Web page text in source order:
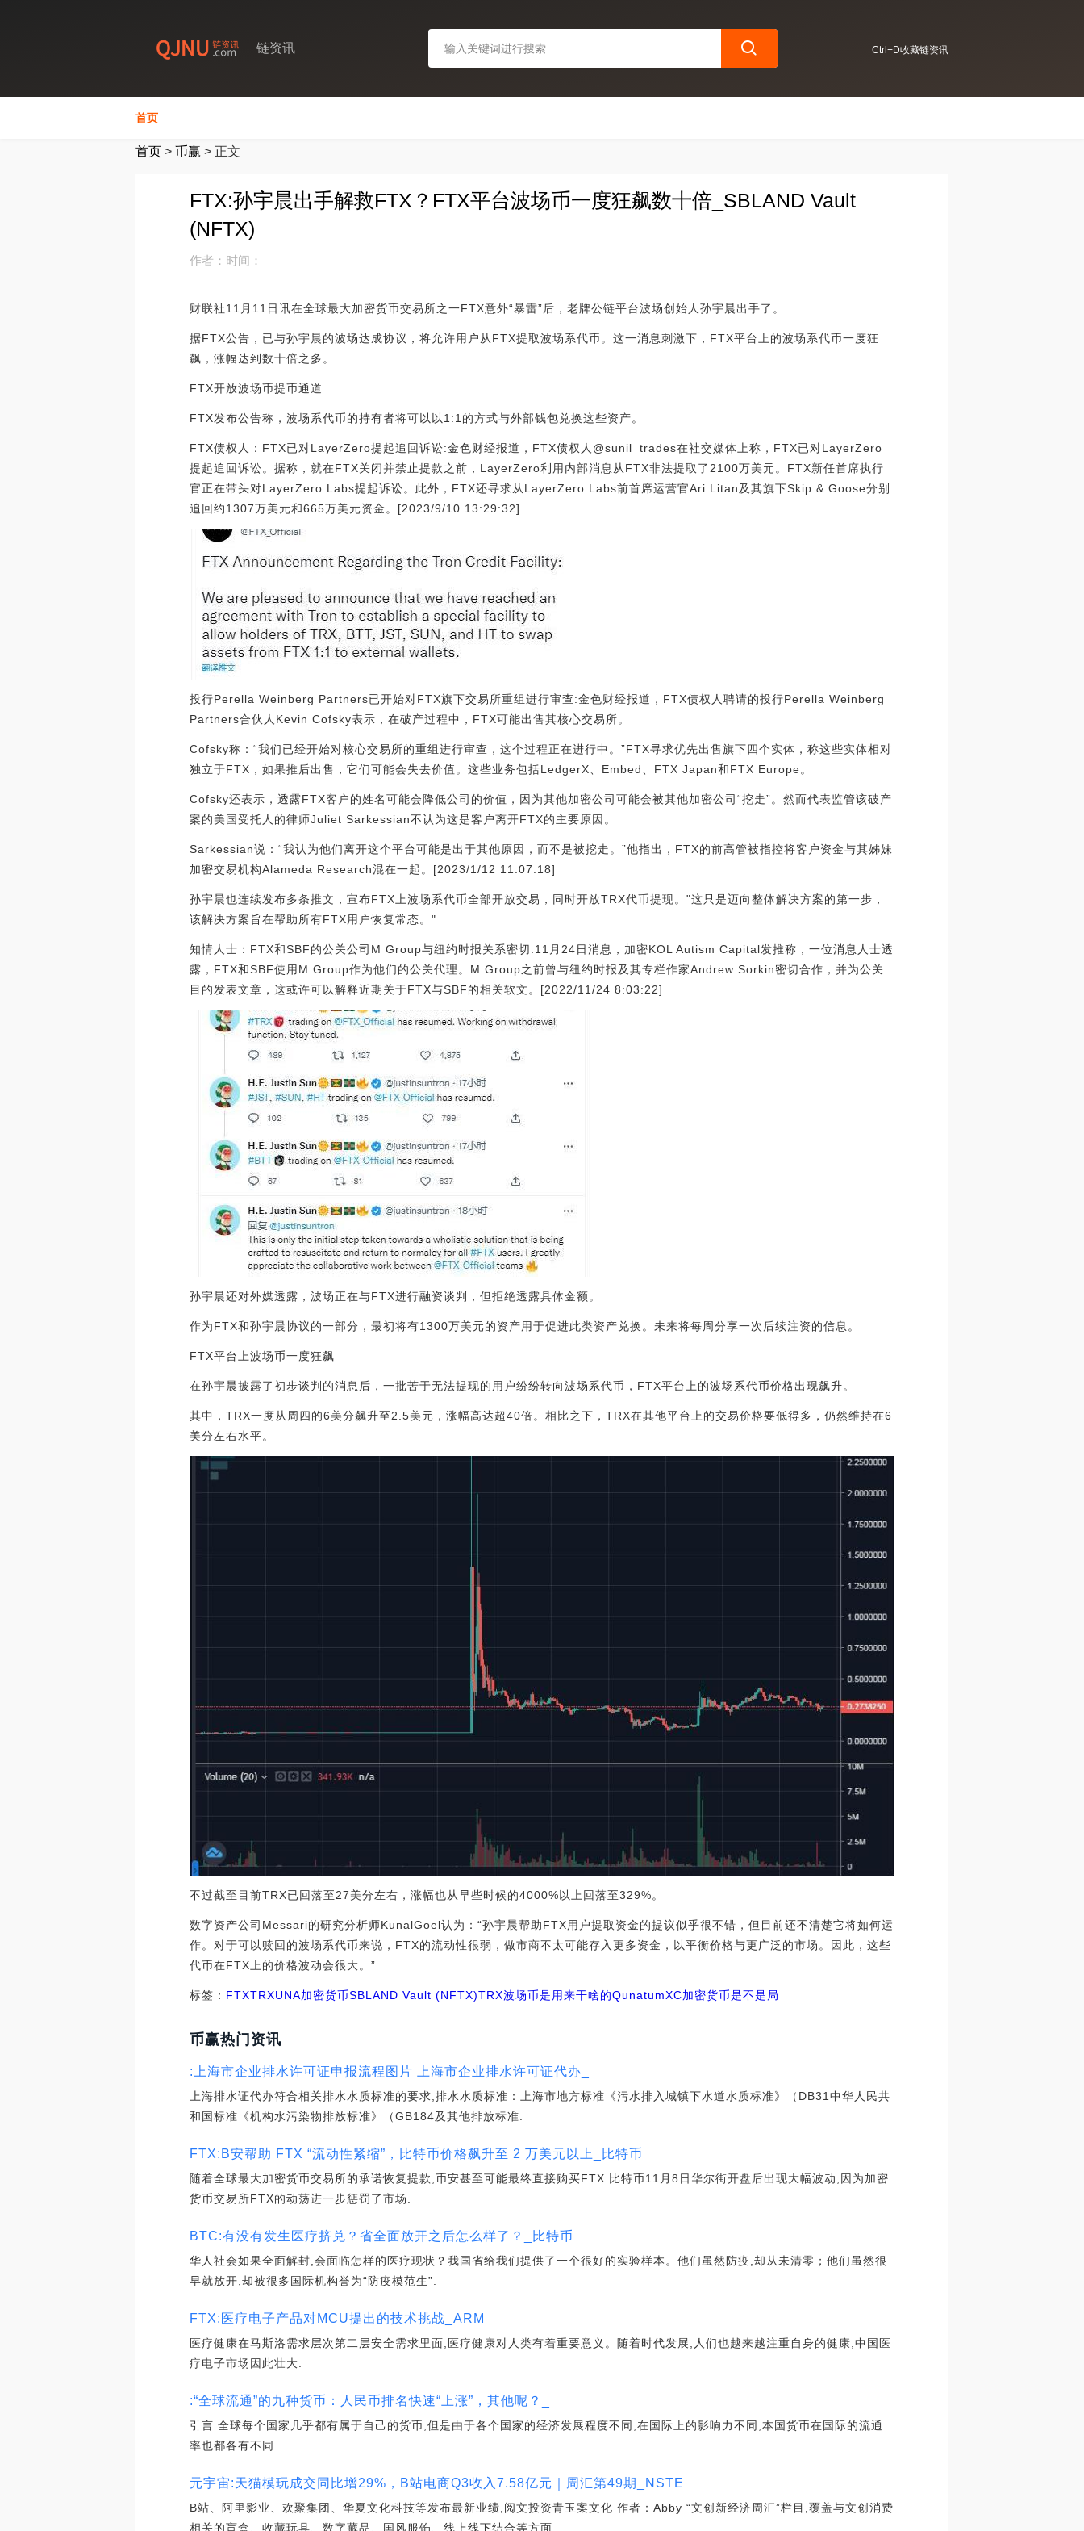
链资讯 Ctrl+D收藏链资讯
首页
首页 > 币赢 > 正文
FTX:孙宇晨出手解救FTX？FTX平台波场币一度狂飙数十倍_SBLAND Vault
(NFTX)
作者： 时间：
财联社11月11日讯在全球最大加密货币交易所之一FTX意外“暴雷”后，老牌公链平台波场创始人孙宇晨出手了。
据FTX公告，已与孙宇晨的波场达成协议，将允许用户从FTX提取波场系代币。这一消息刺激下，FTX平台上的波场系代币一度狂
飙，涨幅达到数十倍之多。
FTX开放波场币提币通道
FTX发布公告称，波场系代币的持有者将可以以1:1的方式与外部钱包兑换这些资产。
FTX债权人：FTX已对LayerZero提起追回诉讼:金色财经报道，FTX债权人@sunil_trades在社交媒体上称，FTX已对LayerZero
提起追回诉讼。据称，就在FTX关闭并禁止提款之前，LayerZero利用内部消息从FTX非法提取了2100万美元。FTX新任首席执行
官正在带头对LayerZero Labs提起诉讼。此外，FTX还寻求从LayerZero Labs前首席运营官Ari Litan及其旗下Skip & Goose分别
追回约1307万美元和665万美元资金。[2023/9/10 13:29:32]
投行Perella Weinberg Partners已开始对FTX旗下交易所重组进行审查:金色财经报道，FTX债权人聘请的投行Perella Weinberg
Partners合伙人Kevin Cofsky表示，在破产过程中，FTX可能出售其核心交易所。
Cofsky称：“我们已经开始对核心交易所的重组进行审查，这个过程正在进行中。”FTX寻求优先出售旗下四个实体，称这些实体相对
独立于FTX，如果推后出售，它们可能会失去价值。这些业务包括LedgerX、Embed、FTX Japan和FTX Europe。
Cofsky还表示，透露FTX客户的姓名可能会降低公司的价值，因为其他加密公司可能会被其他加密公司“挖走”。然而代表监管该破产
案的美国受托人的律师Juliet Sarkessian不认为这是客户离开FTX的主要原因。
Sarkessian说：“我认为他们离开这个平台可能是出于其他原因，而不是被挖走。”他指出，FTX的前高管被指控将客户资金与其姊妹
加密交易机构Alameda Research混在一起。[2023/1/12 11:07:18]
孙宇晨也连续发布多条推文，宣布FTX上波场系代币全部开放交易，同时开放TRX代币提现。"这只是迈向整体解决方案的第一步，
该解决方案旨在帮助所有FTX用户恢复常态。"
知情人士：FTX和SBF的公关公司M Group与纽约时报关系密切:11月24日消息，加密KOL Autism Capital发推称，一位消息人士透
露，FTX和SBF使用M Group作为他们的公关代理。M Group之前曾与纽约时报及其专栏作家Andrew Sorkin密切合作，并为公关
目的发表文章，这或许可以解释近期关于FTX与SBF的相关软文。[2022/11/24 8:03:22]
孙宇晨还对外媒透露，波场正在与FTX进行融资谈判，但拒绝透露具体金额。
作为FTX和孙宇晨协议的一部分，最初将有1300万美元的资产用于促进此类资产兑换。未来将每周分享一次后续注资的信息。
FTX平台上波场币一度狂飙
在孙宇晨披露了初步谈判的消息后，一批苦于无法提现的用户纷纷转向波场系代币，FTX平台上的波场系代币价格出现飙升。
其中，TRX一度从周四的6美分飙升至2.5美元，涨幅高达超40倍。相比之下，TRX在其他平台上的交易价格要低得多，仍然维持在6
美分左右水平。
不过截至目前TRX已回落至27美分左右，涨幅也从早些时候的4000%以上回落至329%。
数字资产公司Messari的研究分析师KunalGoel认为：“孙宇晨帮助FTX用户提取资金的提议似乎很不错，但目前还不清楚它将如何运
作。对于可以赎回的波场系代币来说，FTX的流动性很弱，做市商不太可能存入更多资金，以平衡价格与更广泛的市场。因此，这些
代币在FTX上的价格波动会很大。”
标签： FTXTRXUNA加密货币SBLAND Vault (NFTX)TRX波场币是用来干啥的QunatumXC加密货币是不是局
币赢热门资讯
:上海市企业排水许可证申报流程图片 上海市企业排水许可证代办_
上海排水证代办符合相关排水水质标准的要求,排水水质标准：上海市地方标准《污水排入城镇下水道水质标准》（DB31中华人民共
和国标准《机构水污染物排放标准》（GB184及其他排放标准.
FTX:B安帮助 FTX “流动性紧缩”，比特币价格飙升至 2 万美元以上_比特币
随着全球最大加密货币交易所的承诺恢复提款,币安甚至可能最终直接购买FTX 比特币11月8日华尔街开盘后出现大幅波动,因为加密
货币交易所FTX的动荡进一步惩罚了市场.
BTC:有没有发生医疗挤兑？省全面放开之后怎么样了？_比特币
华人社会如果全面解封,会面临怎样的医疗现状？我国省给我们提供了一个很好的实验样本。他们虽然防疫,却从未清零；他们虽然很
早就放开,却被很多国际机构誉为“防疫模范生”.
FTX:医疗电子产品对MCU提出的技术挑战_ARM
医疗健康在马斯洛需求层次第二层安全需求里面,医疗健康对人类有着重要意义。随着时代发展,人们也越来越注重自身的健康,中国医
疗电子市场因此壮大.
:“全球流通”的九种货币：人民币排名快速“上涨”，其他呢？_
引言 全球每个国家几乎都有属于自己的货币,但是由于各个国家的经济发展程度不同,在国际上的影响力不同,本国货币在国际的流通
率也都各有不同.
元宇宙:天猫模玩成交同比增29%，B站电商Q3收入7.58亿元｜周汇第49期_NSTE
B站、阿里影业、欢聚集团、华夏文化科技等发布最新业绩,阅文投资青玉案文化 作者：Abby “文创新经济周汇”栏目,覆盖与文创消费
相关的盲盒、收藏玩具、数字藏品、国风服饰、线上线下结合等方面.